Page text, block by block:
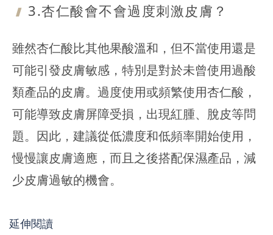
3.杏仁酸會不會過度刺激皮膚？
雖然杏仁酸比其他果酸溫和，但不當使用還是
可能引發皮膚敏感，特別是對於未曾使用過酸
類產品的皮膚。過度使用或頻繁使用杏仁酸，
可能導致皮膚屏障受損，出現紅腫、脫皮等問
題。因此，建議從低濃度和低頻率開始使用，
慢慢讓皮膚適應，而且之後搭配保濕產品，減
少皮膚過敏的機會。
延伸閱讀